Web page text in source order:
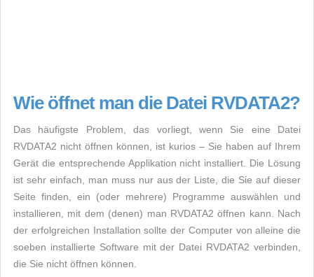
Wie öffnet man die Datei RVDATA2?
Das häufigste Problem, das vorliegt, wenn Sie eine Datei
RVDATA2 nicht öffnen können, ist kurios – Sie haben auf Ihrem
Gerät die entsprechende Applikation nicht installiert. Die Lösung
ist sehr einfach, man muss nur aus der Liste, die Sie auf dieser
Seite finden, ein (oder mehrere) Programme auswählen und
installieren, mit dem (denen) man RVDATA2 öffnen kann. Nach
der erfolgreichen Installation sollte der Computer von alleine die
soeben installierte Software mit der Datei RVDATA2 verbinden,
die Sie nicht öffnen können.